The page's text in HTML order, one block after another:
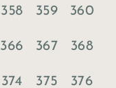
358 359 360
366 367 368
374 375 376